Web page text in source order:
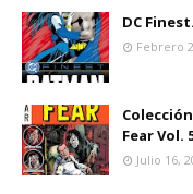
DC
Febrero
Fear Vol.
Julio 16,